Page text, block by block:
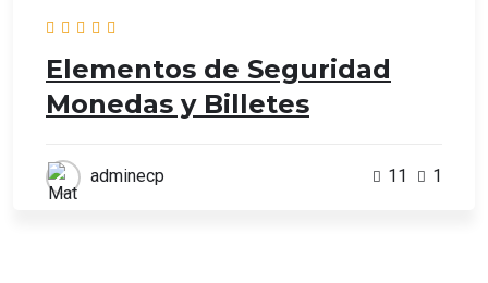
Elementos de Seguridad
Monedas y Billetes
adminecp 11 1